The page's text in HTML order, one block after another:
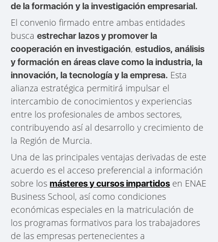
de la formación y la investigación empresarial.
El convenio firmado entre ambas entidades
buscaestrechar lazos y promover la
cooperación en investigación,estudios, análisis
y formación en áreas clave como la industria, la
innovación, la tecnología y la empresa. Esta
alianza estratégica permitirá impulsar el
intercambio de conocimientos y experiencias
entre los profesionales de ambos sectores,
contribuyendo así al desarrollo y crecimiento de
la Región de Murcia.
Una de las principales ventajas derivadas de este
acuerdo es el acceso preferencial a información
sobre losmásteres y cursos impartidos en ENAE
Business School, así como condiciones
económicas especiales en la matriculación de
los programas formativos para los trabajadores
de las empresas pertenecientes a